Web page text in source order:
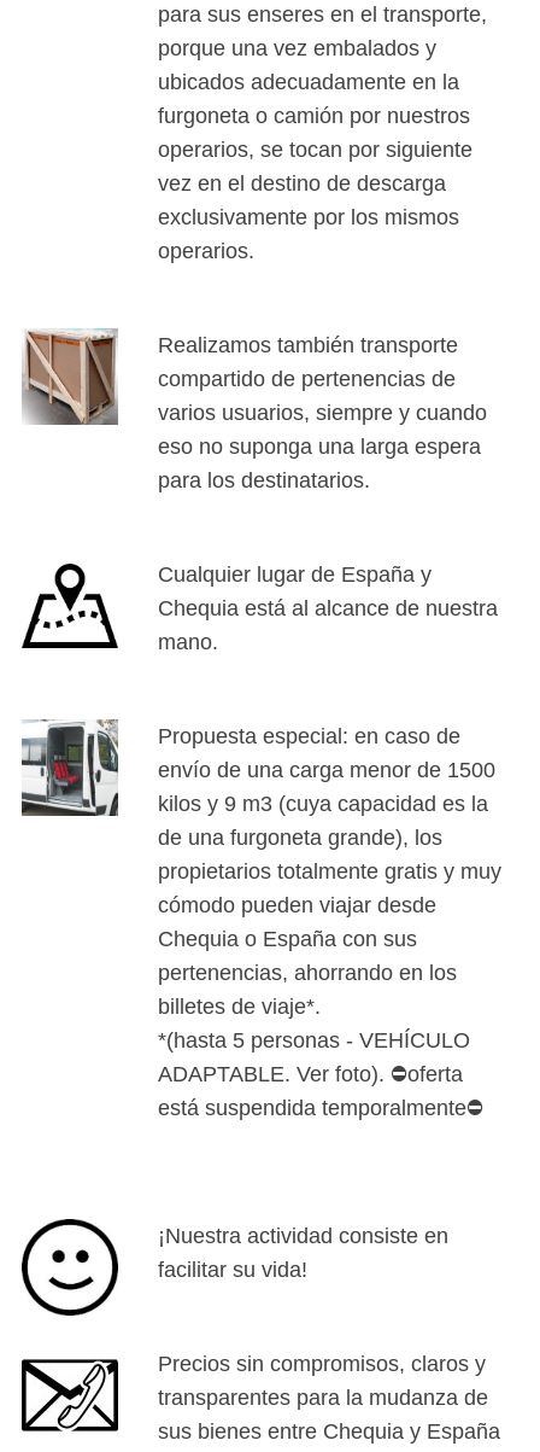
para sus enseres en el transporte,
porque una vez embalados y
ubicados adecuadamente en la
furgoneta o camión por nuestros
operarios, se tocan por siguiente
vez en el destino de descarga
exclusivamente por los mismos
operarios.
Realizamos también transporte
compartido de pertenencias de
varios usuarios, siempre y cuando
eso no suponga una larga espera
para los destinatarios.
Cualquier lugar de España y
Chequia está al alcance de nuestra
mano.
Propuesta especial: en caso de
envío de una carga menor de 1500
kilos y 9 m3 (cuya capacidad es la
de una furgoneta grande), los
propietarios totalmente gratis y muy
cómodo pueden viajar desde
Chequia o España con sus
pertenencias, ahorrando en los
billetes de viaje*.
*(hasta 5 personas - VEHÍCULO
ADAPTABLE. Ver foto). ⛔oferta
está suspendida temporalmente⛔
¡Nuestra actividad consiste en
facilitar su vida!
Precios sin compromisos, claros y
transparentes para la mudanza de
sus bienes entre Chequia y España